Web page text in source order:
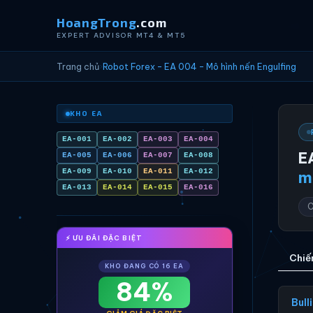
HoangTrong.com
EXPERT ADVISOR MT4 & MT5
Trang chủ› Robot Forex - EA 004 - Mô hình nến Engulfing
KHO EA
EA-001 EA-002 EA-003
EA-004
EA-005
EA-006 EA-007
EA-008
EA-009
EA-010 EA-011
EA-012
EA-013
EA-014 EA-015 EA-016
⚡ ƯU ĐÃI ĐẶC BIỆT
KHO ĐANG CÓ 16 EA
84%